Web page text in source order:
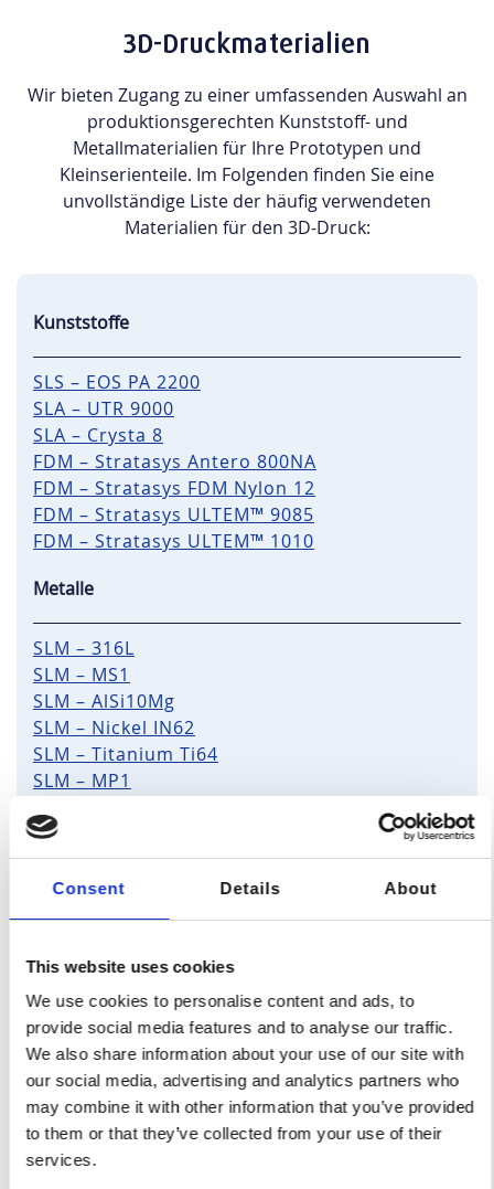
Consent Details About
This website uses cookies
We use cookies to personalise content and ads, to
provide social media features and to analyse our traffic.
We also share information about your use of our site with
our social media, advertising and analytics partners who
may combine it with other information that you’ve provided
to them or that they’ve collected from your use of their
services.
3D-Druckmaterialien
Wir bieten Zugang zu einer umfassenden Auswahl an
produktionsgerechten Kunststoff- und
Metallmaterialien für Ihre Prototypen und
Kleinserienteile. Im Folgenden finden Sie eine
unvollständige Liste der häufig verwendeten
Materialien für den 3D-Druck:
Kunststoffe
SLS – EOS PA 2200
SLA – UTR 9000
SLA – Crysta 8
FDM – Stratasys Antero 800NA
FDM – Stratasys FDM Nylon 12
FDM – Stratasys ULTEM™ 9085
FDM – Stratasys ULTEM™ 1010
Metalle
SLM – 316L
SLM – MS1
SLM – AlSi10Mg
SLM – Nickel IN62
SLM – Titanium Ti64
SLM – MP1
Wir bieten weitere Sorten auf Anfrage an, kontaktieren
Allgemeine 3D-Druck-Eigenschaften
Plastik
Allgemeine Toleranz:
SLA: DIN 7168-91, Klasse f FDM & SLS: DIN
7168-91, Klasse m